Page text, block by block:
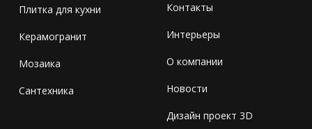
Плитка для кухни
Керамогранит
Мозаика
Сантехника
Контакты
Интерьеры
О компании
Новости
Дизайн проект 3D